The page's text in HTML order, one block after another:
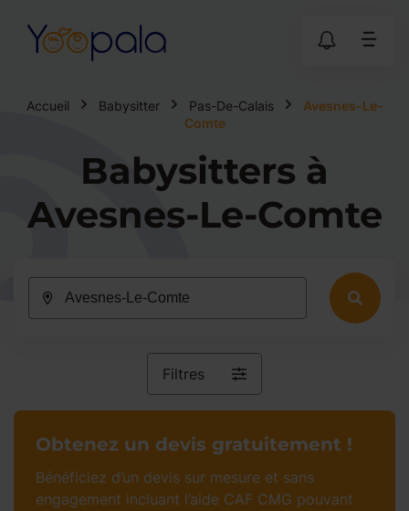
Accueil Babysitter Pas-De-Calais
Avesnes-Le-
Comte
Babysitters à
Avesnes-Le-Comte
Filtres
Obtenez un devis gratuitement !
Bénéficiez d’un devis sur mesure et sans
engagement incluant l’aide CAF CMG pouvant